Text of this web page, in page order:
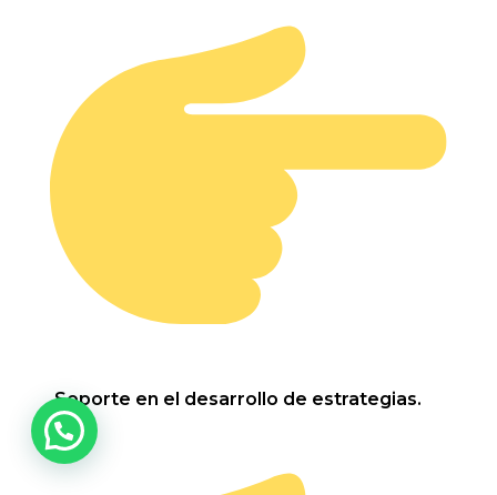
Soporte en el desarrollo de estrategias.
Lucía Perdomo de Bogotá, Colombia adquirió el